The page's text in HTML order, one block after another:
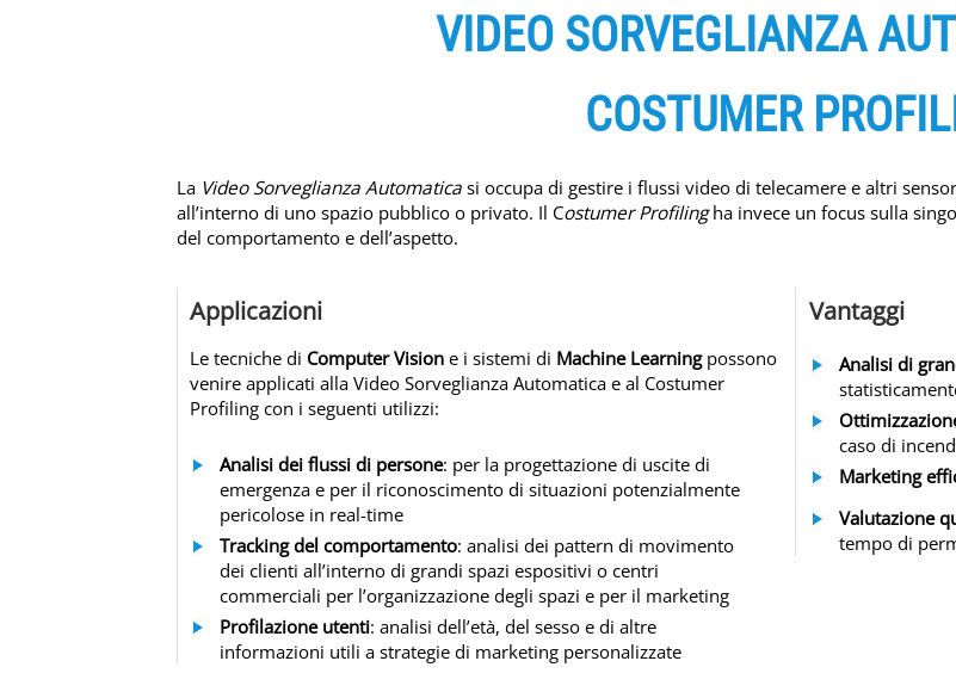
VIDEO SORVEGLIANZA
COSTUMER
La Video Sorveglianza Automaticasi occupa di gestire i flussi video di telecamere e altri
all’interno di uno spazio pubblico o privato. Il Costumer Profilingha invece un focus sulla
del comportamento e dell’aspetto.
Applicazioni
Le tecniche di Computer Visione i sistemi di Machine Learningpossono
venire applicati alla Video Sorveglianza Automatica e al Costumer
Profiling con i seguenti utilizzi:
Analisi dei flussi di persone: per la progettazione di uscite di
emergenza e per il riconoscimento di situazioni potenzialmente
pericolose in real-time
Tracking del comportamento: analisi dei pattern di movimento
dei clienti all’interno di grandi spazi espositivi o centri
commerciali per l’organizzazione degli spazi e per il marketing
Profilazione utenti: analisi dell’età, del sesso e di altre
informazioni utili a strategie di marketing personalizzate
Vantaggi
Analisi di
caso di
Marketing
Valutazione
tempo di